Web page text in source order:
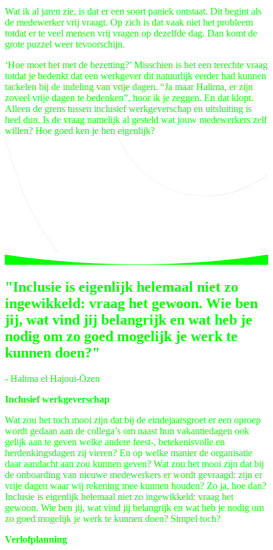
Wat ik al jaren zie, is dat er een soort paniek ontstaat. Dit begint als
de medewerker vrij vraagt. Op zich is dat vaak niet het probleem
totdat er te veel mensen vrij vragen op dezelfde dag. Dan komt de
grote puzzel weer tevoorschijn.
‘Hoe moet het met de bezetting?’ Misschien is het een terechte vraag
totdat je bedenkt dat een werkgever dit natuurlijk eerder had kunnen
tackelen bij de indeling van vrije dagen. “Ja maar Halima, er zijn
zoveel vrije dagen te bedenken”, hoor ik je zeggen. En dat klopt.
Alleen de grens tussen inclusief werkgeverschap en uitsluiting is
heel dun. Is de vraag namelijk al gesteld wat jouw medewerkers zelf
willen? Hoe goed ken je hen eigenlijk?
"Inclusie is eigenlijk helemaal niet zo
ingewikkeld: vraag het gewoon. Wie ben
jij, wat vind jij belangrijk en wat heb je
nodig om zo goed mogelijk je werk te
kunnen doen?"
- Halima el Hajoui-Özen
Inclusief werkgeverschap
Wat zou het toch mooi zijn dat bij de eindejaarsgroet er een oproep
wordt gedaan aan de collega’s om naast hun vakantiedagen ook
gelijk aan te geven welke andere feest-, betekenisvolle en
herdenkingsdagen zij vieren? En op welke manier de organisatie
daar aandacht aan zou kunnen geven? Wat zou het mooi zijn dat bij
de onboarding van nieuwe medewerkers er wordt gevraagd: zijn er
vrije dagen waar wij rekening mee kunnen houden? Zo ja, hoe dan?
Inclusie is eigenlijk helemaal niet zo ingewikkeld: vraag het
gewoon. Wie ben jij, wat vind jij belangrijk en wat heb je nodig om
zo goed mogelijk je werk te kunnen doen? Simpel toch?
Verlofplanning